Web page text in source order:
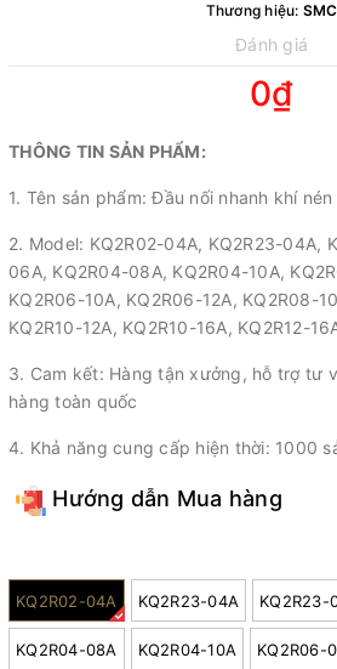
Thương hiệu: SMC
Đánh giá
0₫
THÔNG TIN SẢN PHẨM:
1. Tên sản phẩm: Đầu nối nhanh khí nén
2. Model: KQ2R02-04A, KQ2R23-04A,
06A, KQ2R04-08A, KQ2R04-10A,
KQ2R06-10A, KQ2R06-12A, KQ2R08-
KQ2R10-12A, KQ2R10-16A, KQ2R12-
3. Cam kết: Hàng tận xưởng, hỗ trợ tư
hàng toàn quốc
4. Khả năng cung cấp hiện thời: 1000
Hướng dẫn Mua hàng
KQ2R02-04A KQ2R23-04A KQ2R23-
KQ2R04-08A KQ2R04-10A KQ2R06-